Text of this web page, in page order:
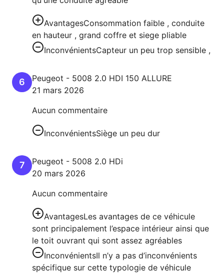
AvantagesConsommation faible , conduite
en hauteur , grand coffre et siege pliable
InconvénientsCapteur un peu trop sensible ,
6 Peugeot - 5008 2.0 HDI 150 ALLURE
21 mars 2026
Aucun commentaire
InconvénientsSiège un peu dur
7 Peugeot - 5008 2.0 HDi
20 mars 2026
Aucun commentaire
AvantagesLes avantages de ce véhicule
sont principalement l’espace intérieur ainsi que
le toit ouvrant qui sont assez agréables
InconvénientsIl n’y a pas d’inconvénients
spécifique sur cette typologie de véhicule